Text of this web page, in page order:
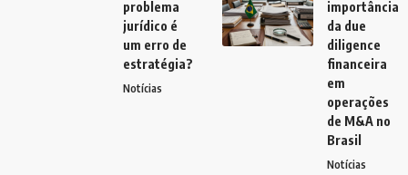
problema
jurídico é
um erro de
estratégia?
Notícias
importância
da due
diligence
financeira
em
operações
de M&A no
Brasil
Notícias